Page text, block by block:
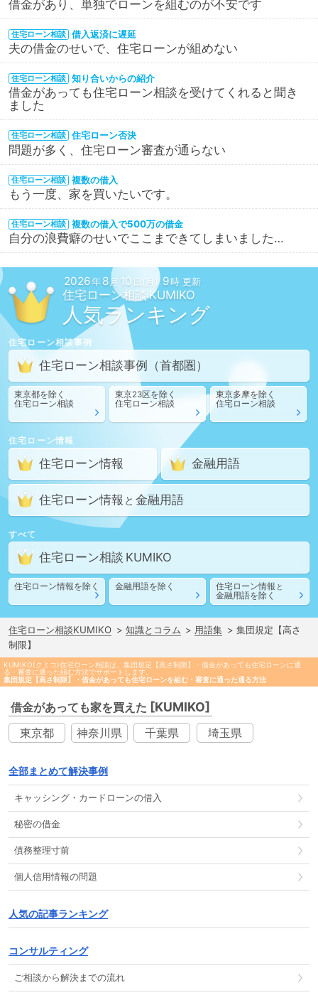
KUMIKO(クミコ)住宅ローン相談は、集団規定【高さ制限】・借金があっても住宅ローンに通
る・審査に通った組む方法でサポートします。
集団規定【高さ制限】・借金があっても住宅ローンを組む・審査に通った通る方法
借金があり、単独でローンを組むのが不安です
住宅ローン相談 借入返済に遅延
夫の借金のせいで、住宅ローンが組めない
住宅ローン相談 知り合いからの紹介
借金があっても住宅ローン相談を受けてくれると聞き
ました
住宅ローン相談 住宅ローン否決
問題が多く、住宅ローン審査が通らない
住宅ローン相談 複数の借入
もう一度、家を買いたいです。
住宅ローン相談 複数の借入で500万の借金
自分の浪費癖のせいでここまできてしまいました…
2026年8 月 10 日(月) 9時 更新
住宅ローン相談
人気ランキング
住宅ローン相談事例
住宅ローン相談事例 （首都圏）
東京都を除く
住宅ローン相談
東京23区を除く
住宅ローン相談
東京多摩を除く
住宅ローン相談
住宅ローン情報
住宅ローン情報 金融用語
住宅ローン情報 と 金融用語
すべて
住宅ローン相談
住宅ローン情報を除く 金融用語を除く 住宅ローン情報 と
金融用語を除く
住宅ローン相談KUMIKO 知識とコラム 用語集
集団規定【高さ
制限】
借金があっても家を買えた [KUMIKO]
東京都 神奈川県 千葉県 埼玉県
全部まとめて解決事例
キャッシング ・ カードローンの借入
秘密の借金
債務整理寸前
個人信用情報の問題
人気の記事ランキング
コンサルティング
ご相談から解決までの流れ